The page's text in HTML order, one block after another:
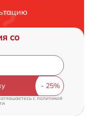
со
cполитикой